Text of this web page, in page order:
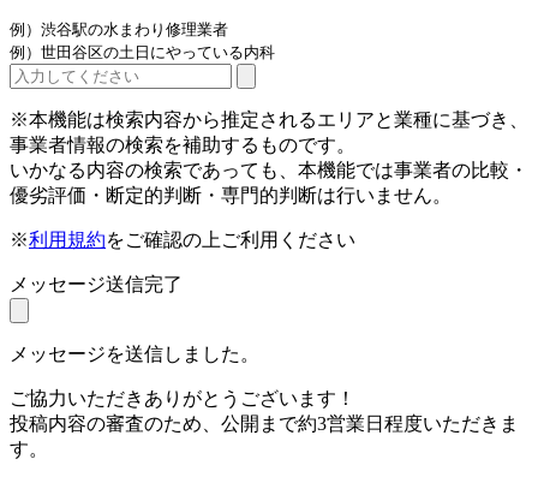
例）渋谷駅の水まわり修理業者
例）世田谷区の土日にやっている内科
※本機能は検索内容から推定されるエリアと業種に基づき、
事業者情報の検索を補助するものです。
いかなる内容の検索であっても、本機能では事業者の比較・
優劣評価・断定的判断・専門的判断は行いません。
※利用規約をご確認の上ご利用ください
メッセージ送信完了
メッセージを送信しました。
ご協力いただきありがとうございます！
投稿内容の審査のため、公開まで約3営業日程度いただきま
す。